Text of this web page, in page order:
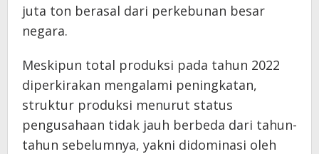
juta ton berasal dari perkebunan besar
negara.
Meskipun total produksi pada tahun 2022
diperkirakan mengalami peningkatan,
struktur produksi menurut status
pengusahaan tidak jauh berbeda dari tahun-
tahun sebelumnya, yakni didominasi oleh